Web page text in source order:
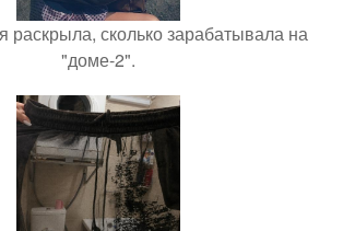
раскрыла, сколько зарабатывала на
"доме-2".